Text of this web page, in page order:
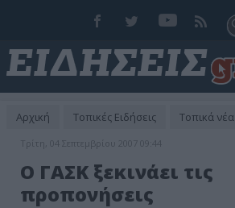
Αρχική Τοπικές Ειδήσεις Τοπικά νέα
Τρίτη, 04 Σεπτεμβρίου 2007 09:44
Ο ΓΑΣΚ ξεκινάει τις
προπονήσεις